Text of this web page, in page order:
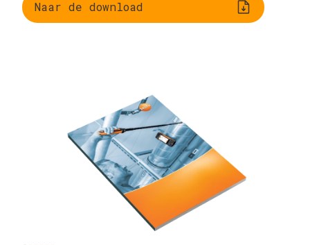
Naar de download
Betekenis van de
Meting van de
correcte